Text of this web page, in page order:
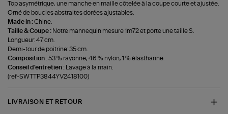
Top asymétrique, une manche en maille côtelée à la coupe courte et ajustée.
Orné de boucles abstraites dorées ajustables.
Made in :Chine.
Taille & Coupe : Notre mannequin mesure 1m72 et porte une taille S.
Longueur: 47 cm.
Demi-tour de poitrine: 35 cm.
Composition :53 % rayonne, 46 % nylon, 1 % élasthanne.
Conseil d'entretien : Lavage à la main.
(ref-SWTTP3844YV2418100)
LIVRAISON ET RETOUR